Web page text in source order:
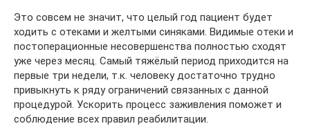
Это совсем не значит, что целый год пациент будет
ходить с отеками и желтыми синяками. Видимые отеки и
постоперационные несовершенства полностью сходят
уже через месяц. Самый тяжёлый период приходится на
первые три недели, т.к. человеку достаточно трудно
привыкнуть к ряду ограничений связанных с данной
процедурой. Ускорить процесс заживления поможет и
соблюдение всех правил реабилитации.